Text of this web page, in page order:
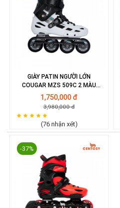
GIÀY PATIN NGƯỜI LỚN
COUGAR MZS 509C 2 MÀU
ĐEN/ TRẮNG
1,750,000 đ
3,980,000 đ
(76 nhận xét)
-37%